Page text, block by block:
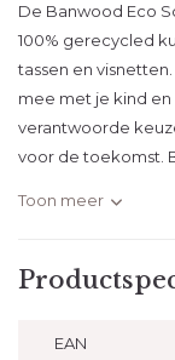
De Banwood Eco
100% gerecycled
tassen en
mee met je kind en
verantwoorde
voor de toekomst.
Toon meer
EAN